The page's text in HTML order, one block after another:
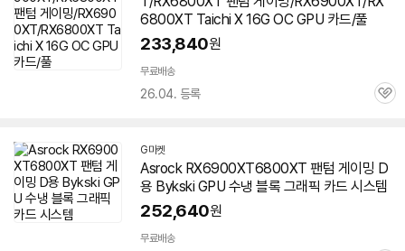
6800XT Taichi X 16G OC GPU 카드/풀
233,840원
무료배송
26.04. 등록
관
G마켓
Asrock RX6900XT6800XT 팬텀 게이밍 D
용 Bykski GPU 수냉 블록 그래픽 카드 시스템
252,640원
무료배송